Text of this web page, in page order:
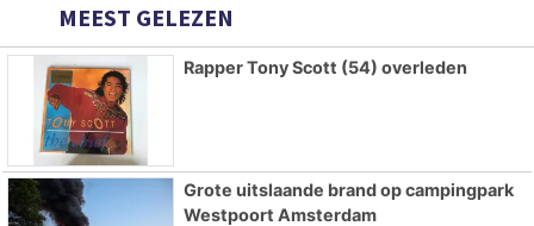
MEEST GELEZEN
Rapper Tony Scott (54) overleden
Grote uitslaande brand op campingpark
Westpoort Amsterdam